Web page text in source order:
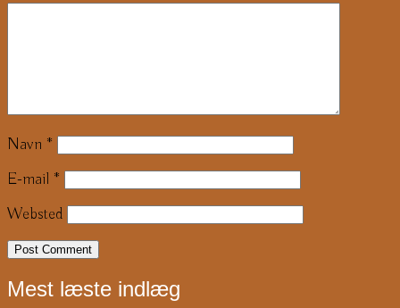
Navn *
E-mail *
Websted
Mest læste indlæg